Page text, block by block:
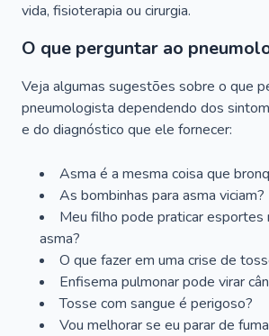
vida, fisioterapia ou cirurgia.
O que perguntar ao
Veja algumas sugestões sobre o que
pneumologista dependendo dos
e do diagnóstico que ele fornecer:
Asma é a mesma coisa que
As bombinhas para asma viciam?
Meu filho pode praticar esportes
asma?
O que fazer em uma crise de
Enfisema pulmonar pode virar
Tosse com sangue é perigoso?
Vou melhorar se eu parar de